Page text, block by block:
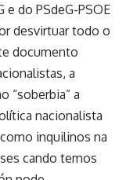
do PSdeG-PSOE
desvirtuar todo o
documento
a
“soberbia” a
nacionalista
inquilinos na
cando temos